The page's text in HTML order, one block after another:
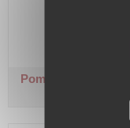
Pompe de relevage